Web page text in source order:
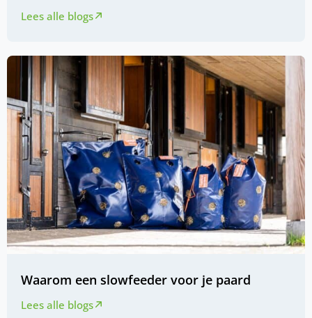
Lees alle blogs
Waarom een slowfeeder voor je paard
Lees alle blogs